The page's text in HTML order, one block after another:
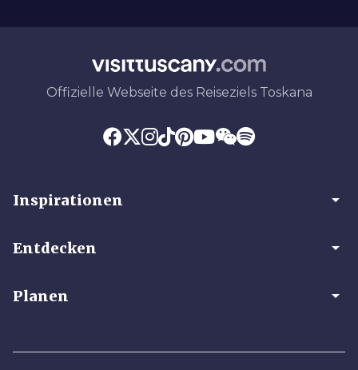
Offizielle Webseite des Reiseziels Toskana
Inspirationen arrow_drop_down
Entdecken arrow_drop_down
Planen arrow_drop_down